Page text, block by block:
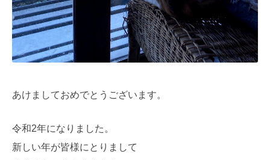
あけましておめでとうございます。
令和2年になりました。
新しい年が皆様にとりまして